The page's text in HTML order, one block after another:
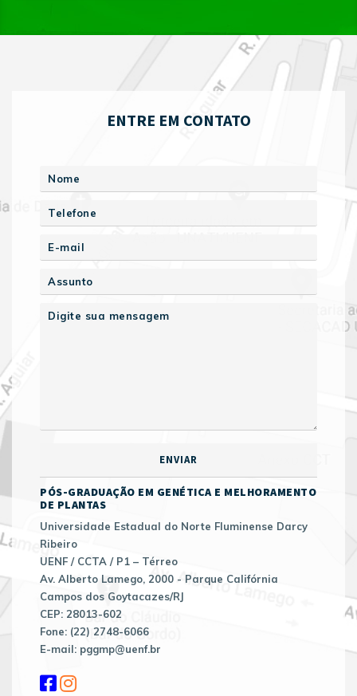
ENTRE EM CONTATO
PÓS-GRADUAÇÃO EM GENÉTICA E MELHORAMENTO
DE PLANTAS
Universidade Estadual do Norte Fluminense Darcy
Ribeiro
UENF / CCTA / P1 – Térreo
Av. Alberto Lamego, 2000 - Parque Califórnia
Campos dos Goytacazes/RJ
CEP: 28013-602
Fone: (22) 2748-6066
E-mail: pggmp@uenf.br